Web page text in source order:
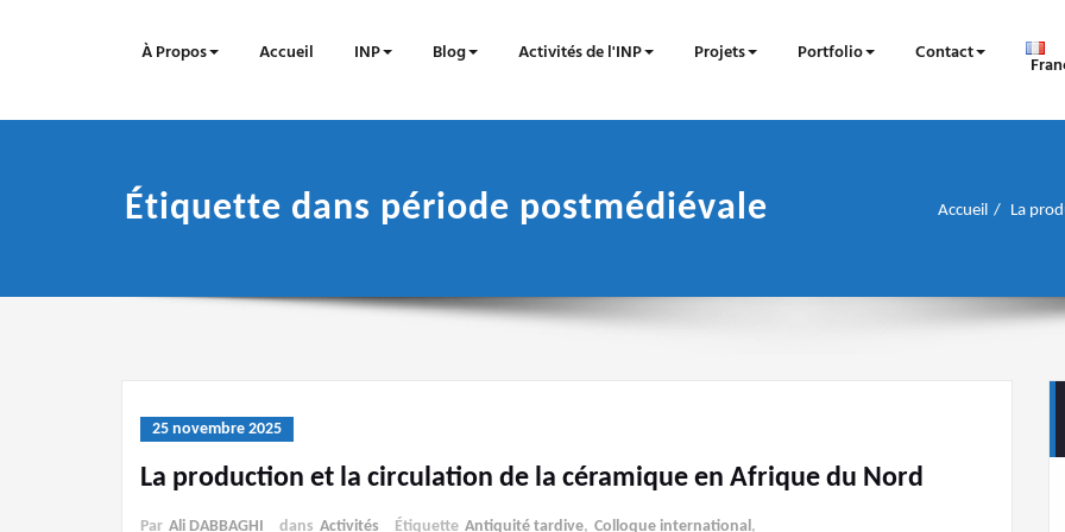
À Propos Accueil INP Blog Activités de l'INP Projets Portfolio Contact
Étiquette dans période postmédiévale Accueil La
25 novembre 2025
La production et la circulation de la céramique en Afrique du Nord
Par Ali DABBAGHI dans Activités Étiquette Antiquité tardive, Colloque international,